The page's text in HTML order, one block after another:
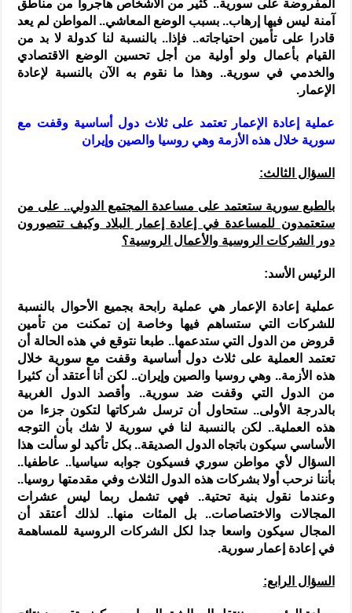
المفروضة على سورية.. كثير من الأشخاص هاجروا من مناطق
آمنة ليس فيها إرهاب.. بسبب الوضع المعاشي.. المواطن لم يعد
قادرا على تأمين احتياجاته.. فإذا.. بالنسبة لنا كدولة لا بد من
القيام بأعمال ولو أولية من أجل تحسين الوضع الاقتصادي
والخدمي في سورية.. وهذا ما نقوم به الآن بالنسبة لإعادة
الإعمار.
عملية إعادة الإعمار تعتمد على ثلاث دول أساسية وقفت مع
سورية خلال هذه الأزمة وهي روسيا والصين وإيران
السؤال الثالث:
بالطبع سورية ستعتمد على مساعدة المجتمع الدولي.. على من
ستعتمدون للمساعدة في إعادة إعمار البلاد وكيف تتصورون
دور الشركات الروسية والأعمال الروسية؟
الرئيس الأسد:
عملية إعادة الإعمار هي عملية رابحة بجميع الأحوال بالنسبة
للشركات التي ستساهم فيها وخاصة إن تمكنت من تأمين
قروض من الدول التي ستدعمها.. طبعا نتوقع في هذه الحالة أن
تعتمد العملية على ثلاث دول أساسية وقفت مع سورية خلال
هذه الأزمة.. وهي روسيا والصين وإيران.. لكن أنا أعتقد أن كثيرا
من الدول التي وقفت ضد سورية.. وأقصد الدول الغربية
بالدرجة الأولى.. ستحاول أن ترسل شركاتها لتكون جزءا من
هذه العملية.. لكن بالنسبة لنا في سورية لا شك بأن التوجه
الأساسي سيكون باتجاه الدول الصديقة.. بكل تأكيد لو سألت هذا
السؤال لأي مواطن سوري فسيكون جوابه سياسيا.. عاطفيا..
بأننا نرحب أولا بشركات هذه الدول الثلاث وفي مقدمتها روسيا..
وعندما نقول بنية تحتية.. فهي تشمل ربما ليس عشرات
المجالات والاختصاصات.. بل المئات منها.. لذلك أعتقد أن
المجال سيكون واسعا جدا لكل الشركات الروسية للمساهمة
في إعادة إعمار سورية.
السؤال الرابع: